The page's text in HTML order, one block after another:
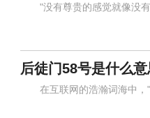
"没有尊贵的感觉就像没
后徒门58号是什么意
在互联网的浩瀚词海中，"